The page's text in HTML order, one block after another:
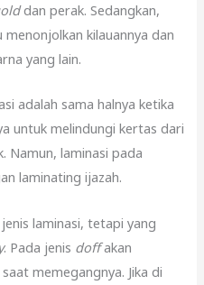
dan perak. Sedangkan,
kilauannya dan
yang lain.
adalah sama halnya ketika
untuk melindungi kertas dari
Namun, laminasi pada
laminating ijazah.
laminasi, tetapi yang
. Pada jenis doffakan
memegangnya. Jika di